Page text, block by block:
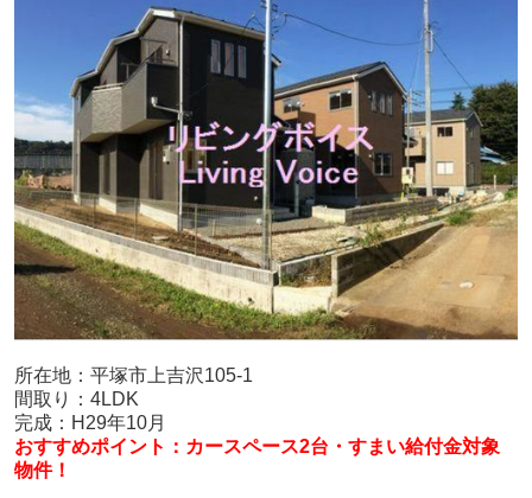
所在地：平塚市上吉沢105-1
間取り：4LDK
完成：H29年10月
おすすめポイント：カースペース2台・すまい給付金対象
物件！